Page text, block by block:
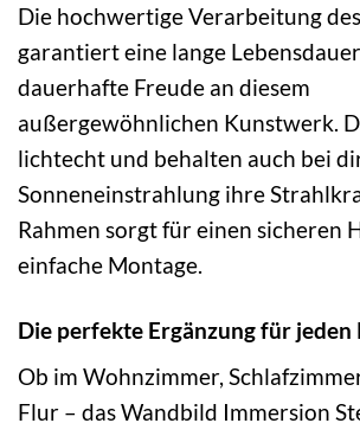
Die hochwertige Verarbeitung
garantiert eine lange
dauerhafte Freude an diesem
außergewöhnlichen Kunstwerk.
lichtecht und behalten auch bei
Sonneneinstrahlung ihre
Rahmen sorgt für einen sicheren
einfache Montage.
Die perfekte Ergänzung für jeden
Ob im Wohnzimmer,
Flur – das Wandbild Immersion